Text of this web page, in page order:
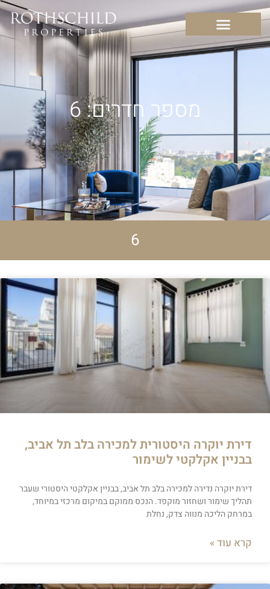
מספר חדרים: 6
6
דירת יוקרה היסטורית למכירה בלב תל אביב,
בבניין אקלקטי לשימור
דירת יוקרה נדירה למכירה בלב תל אביב, בבניין אקלקטי היסטורי שעבר
תהליך שימור ושחזור מוקפד. הנכס ממוקם במיקום מרכזי במיוחד,
במרחק הליכה מנווה צדק, נחלת
קרא עוד »